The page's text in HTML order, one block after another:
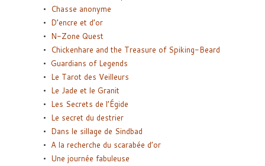
Chasse anonyme
D’encre et d’or
N-Zone Quest
Chickenhare and the Treasure of Spiking-Beard
Guardians of Legends
Le Tarot des Veilleurs
Le Jade et le Granit
Les Secrets de l’Égide
Le secret du destrier
Dans le sillage de Sindbad
A la recherche du scarabée d’or
Une journée fabuleuse